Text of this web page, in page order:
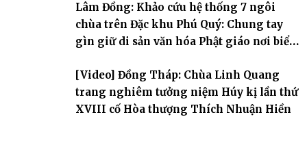
Lâm Đồng: Khảo cứu hệ thống 7 ngôi
chùa trên Đặc khu Phú Quý: Chung tay
gìn giữ di sản văn hóa Phật giáo nơi biển
[Video] Đồng Tháp: Chùa Linh Quang
trang nghiêm tưởng niệm Húy kị lần thứ
XVIII cố Hòa thượng Thích Nhuận Hiền